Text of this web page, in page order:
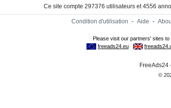
Ce site compte 297376 utilisateurs et 4556
Condition d'utilisation - Aide -
FreeAds24
©